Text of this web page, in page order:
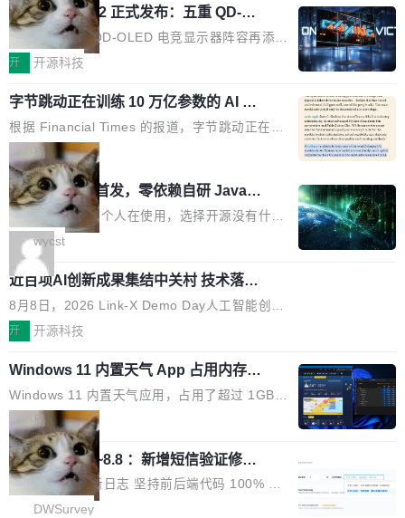
击链并不复杂。 受害者给 Rovo 提了一个正...
平了 GPT-5.6 Sol，但每次请求的成本只有对方
的 1/100。 具体来说，GPT-5.6 Sol 做一次典型
的多轮搜索请求需要超过 10 秒，端到端成本约
来说，这个速度和成本都"高得让人没法用"。而
4B 开源模型在推理速度上快了几个数量级，成
本低了两三个数量级。 问题在于，小模型开箱即
用时的检索能力确实远不如闭源前沿模型。差距
在哪？就在 RL 后训练。 从 RAG 到 agentic...
技嘉 GO27Q32 正式发布：五重 QD-OL
ED 面板加持，320Hz 极速与影院级画
面兼得
技嘉科技旗下 QD-OLED 电竞显示器阵容再添旗
舰新作。GO27Q32 将于 2026 年 9 月 15 日正
nta Tandem 五重发光架构为核心，为高端玩家
打造速度与画质不妥协的沉浸体验。 GO27Q32
搭载三星最新 QD-OLED 面板，采用 5 层串联
式发光结构，并装配全新 ObsidianShield 抗反
射镀膜，黑阶表现提升可达40%，并将表面硬度
由2H升級至3H，画面对比度与强度都提升的同
时还具有 320Hz 刷新率与 0.03ms GTG 灰阶响
应时间，从源头消除拖影与动态模糊。 1.突破 O
LED 画质局限，暗部细节...
开 开源科技
字节跳动正在训练 10 万亿参数的 AI 模
型
根据 Financial Times 的报道，字节跳动正在训
练一个 10 万亿参数的 AI 模型，目前处于预训练
阶段。 10 万亿是什么概念？Anthropic 目前最
大的模型 Mythos 5 约 8 万亿参数。DeepSeek
V4-Pro 是 1.6 万亿。月之暗面的 Kimi K3 是 2.
8 万亿。美团 LongCat-2.0 是 1.6 万亿。字节
跳动的这个未命名模型，直接跳到了 10 万亿。
预训练通常需要 3 到 6 个月，之后还有微调阶
段。按这个时间线，最早可能在 2026 年底或 2
027 年初发布。 这个节点很微妙。Anthropic 刚
在 5 月发布了 Mythos 5...
局
wastnet 开源首发，零依赖自研 Java H
TTP/2 框架，性能对标 Undertow !
这个项目一直是个人在使用，选择开源没有什么
动机理由，就是想开源了，如果非要说一个，那
就是它多少弥补了国产 Java 自研 HTTP/2 框架
这块空白——放眼国产 Java 生态，能拿出手的
HTTP/2 网络框架，要么闭源，要么底层建立在
Netty 之上，真正自研的 Java 实现几乎没有。
级 Java 网络应用框架，核心基于 JDK 原生 NI
O 构建 Reactor 多路复用模型，不依赖 Netty、
Tomcat 等任何第三方网络库。其 HTTP/2 协议
栈从 HPACK、Huffman 到 ALPN 均为自主实
现，在基准测试中与 Un...
wycst
近百项AI创新成果集结中关村 技术落地与产业迭代提
速
8月8日，2026 Link-X Demo Day人工智能创新项目展在北京中关
村举办。本次活动由星连资本、华清普智AI孵化器主办，汇聚近20
模型、应用全链条创新项目，聚焦AI技术产业化落地与资本对接，
呈现当前国内AI前沿技术突破与商业化最新进展。 活动围绕AI学术
研究与产业落地融合展开多维度研讨。星连资本创始合伙人张鸣晨
表示，AI产业化是长期产融结合过程，早期优质技术项目需持续资
本与产业资源赋能，助力创新从概念走向落地。现场青年学者、产
业专家、投资人围绕AI前沿技术瓶颈、行业固有认知重构等议题展
开跨界对话，聚焦行业真实痛点与突破方向...
开 开源科技
Windows 11 内置天气 App 占用内存超
过 1GB
Windows 11 内置天气应用，占用了超过 1GB
内存。 Notebookcheck 的测试发现这个数字
时，反复确认了多次。不是 100MB，不是 500
MB，是 1 个 G。一个显示天气的应用。 Windo
ws 内置应用臃肿早就是老话题了，但一款天气
应用占用内存就超过 1G 还是过于离谱——问题
局
调问更新7.26~8.8 ：新增短信验证修
改，考试能力升级
DWSurvey 更新日志 坚持前后端代码 100% 开
源助力企业建设自主可控的问卷调研系统 官网地
DWSurvey